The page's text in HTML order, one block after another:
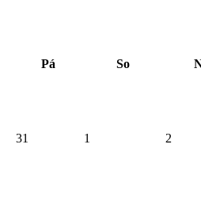
Pá So
31 1 2